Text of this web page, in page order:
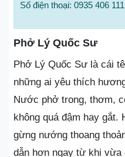
Số điện thoại: 0935 406 111
Phở Lý Quốc Sư
Phở Lý Quốc Sư là cái
những ai yêu thích
Nước phở trong, thơm,
không quá đậm hay gắt.
gừng nướng thoang
dẫn hơn ngay từ khi